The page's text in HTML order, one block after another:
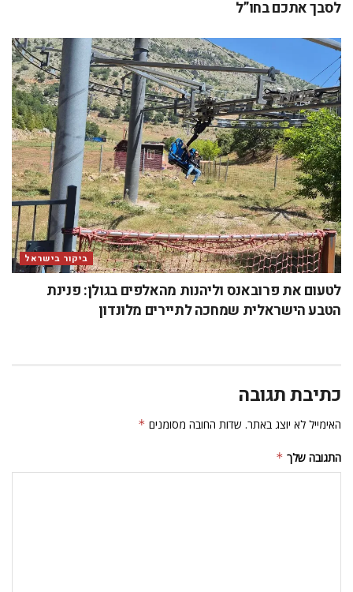
לסבך אתכם בחו”ל
ביקור בישראל
לטעום את פרובאנס וליהנות מהאלפים בגולן: פנינת
הטבע הישראלית שמחכה לתיירים מלונדון
כתיבת תגובה
האימייל לא יוצג באתר. שדות החובה מסומנים *
התגובה שלך *